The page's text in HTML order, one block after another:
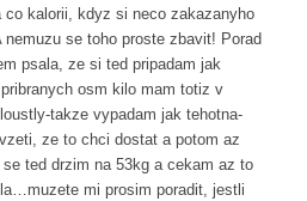
kalorii, kdyz si neco zakazanyho
se toho proste zbavit! Porad
psala, ze si ted pripadam jak
osm kilo mam totiz v
takze vypadam jak tehotna-
ze to chci dostat a potom az
ted drzim na 53kg a cekam az to
mi prosim poradit, jestli